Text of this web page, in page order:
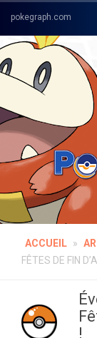
Skip to content
ACCUEIL »
FÊTES DE FIN
!